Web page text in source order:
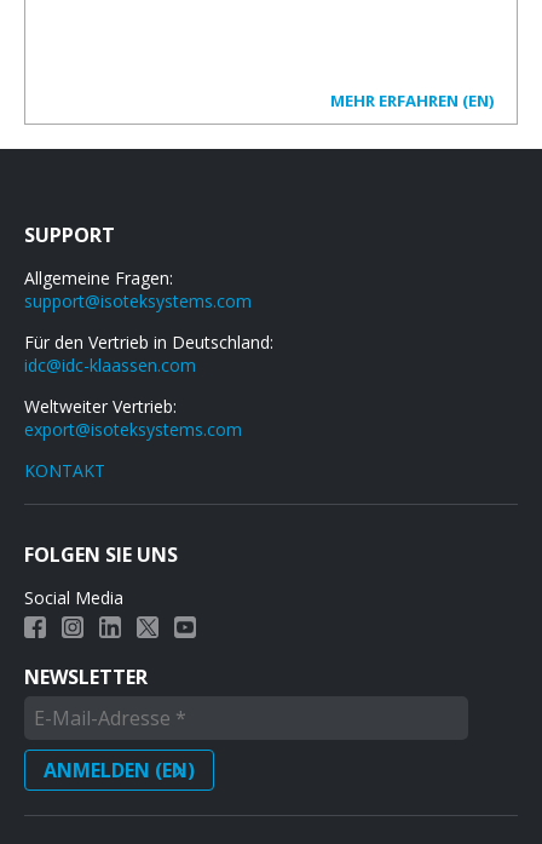
MEHR ERFAHREN (EN)
SUPPORT
Allgemeine Fragen:
support@isoteksystems.com
Für den Vertrieb in Deutschland:
idc@idc-klaassen.com
Weltweiter Vertrieb:
export@isoteksystems.com
KONTAKT
FOLGEN SIE UNS
Social Media
NEWSLETTER